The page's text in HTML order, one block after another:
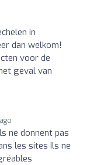
in
dan welkom!
voor de
geval van
ne donnent pas
les sites Ils ne